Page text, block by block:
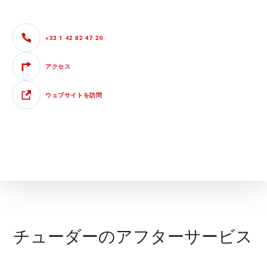
+33 1 42 82 47 20
アクセス
ウェブサイトを訪問
チューダーのアフターサービス